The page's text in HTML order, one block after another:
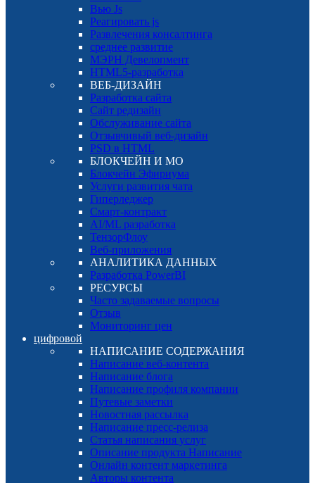
Вью Js
Реагировать js
Развлечения консалтинга
среднее развитие
МЭРН Девелопмент
HTML5-разработка
ВЕБ-ДИЗАЙН
Разработка сайта
Сайт редизайн
Обслуживание сайта
Отзывчивый веб-дизайн
PSD в HTML
БЛОКЧЕЙН И МО
Блокчейн Эфириума
Услуги развития чата
Гиперледжер
Смарт-контракт
AI/ML разработка
ТензорФлоу
Веб-приложения
АНАЛИТИКА ДАННЫХ
Разработка PowerBI
РЕСУРСЫ
Часто задаваемые вопросы
Отзыв
Мониторинг цен
цифровой
НАПИСАНИЕ СОДЕРЖАНИЯ
Написание веб-контента
Написание блога
Написание профиля компании
Путевые заметки
Новостная рассылка
Написание пресс-релиза
Статья написания услуг
Описание продукта Написание
Онлайн контент маркетинга
Авторы контента